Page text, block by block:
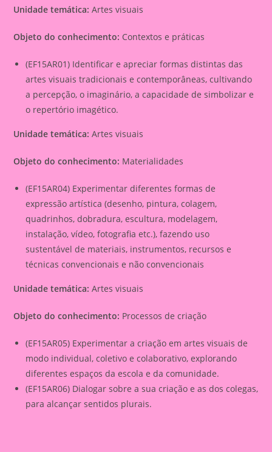
Unidade temática: Artes visuais
Objeto do conhecimento: Contextos e práticas
(EF15AR01) Identificar e apreciar formas distintas das
artes visuais tradicionais e contemporâneas, cultivando
a percepção, o imaginário, a capacidade de simbolizar e
o repertório imagético.
Unidade temática: Artes visuais
Objeto do conhecimento: Materialidades
(EF15AR04) Experimentar diferentes formas de
expressão artística (desenho, pintura, colagem,
quadrinhos, dobradura, escultura, modelagem,
instalação, vídeo, fotografia etc.), fazendo uso
sustentável de materiais, instrumentos, recursos e
técnicas convencionais e não convencionais
Unidade temática: Artes visuais
Objeto do conhecimento: Processos de criação
(EF15AR05) Experimentar a criação em artes visuais de
modo individual, coletivo e colaborativo, explorando
diferentes espaços da escola e da comunidade.
(EF15AR06) Dialogar sobre a sua criação e as dos colegas,
para alcançar sentidos plurais.